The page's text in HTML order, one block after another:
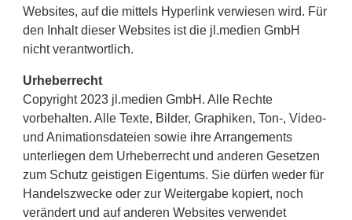
Websites, auf die mittels Hyperlink verwiesen wird. Für
den Inhalt dieser Websites ist die jl.medien GmbH
nicht verantwortlich.
Urheberrecht
Copyright 2023 jl.medien GmbH. Alle Rechte
vorbehalten. Alle Texte, Bilder, Graphiken, Ton-, Video-
und Animationsdateien sowie ihre Arrangements
unterliegen dem Urheberrecht und anderen Gesetzen
zum Schutz geistigen Eigentums. Sie dürfen weder für
Handelszwecke oder zur Weitergabe kopiert, noch
verändert und auf anderen Websites verwendet